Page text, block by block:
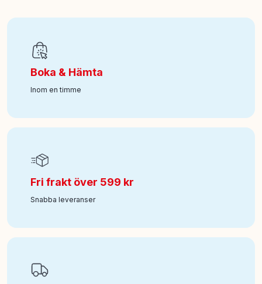
Art nr:100-18106973
Boka & Hämta
Inom en timme
Fri frakt över 599 kr
Snabba leveranser